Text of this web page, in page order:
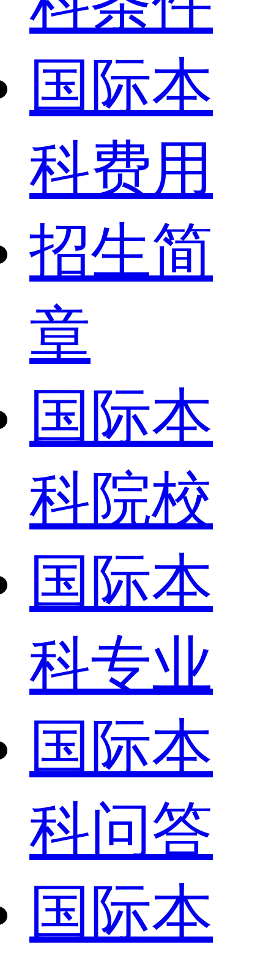
国际本
科费用
招生简
章
国际本
科院校
国际本
科专业
国际本
科问答
国际本